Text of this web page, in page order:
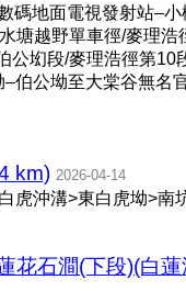
碼地面電視發射站–
塘越野單車徑/麥理
㘭段/麥理浩徑第10
伯公坳至大棠谷無名
km) 2026-04-14
虎沖溝>東白虎坳>南
花石澗(下段)(白